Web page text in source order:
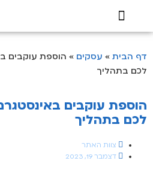
דף הבית » עסקים » הוספת עוקבים
לכם בתהליך
הוספת עוקבים
לכם בתהליך
צוות האתר
דצמבר 19, 2023